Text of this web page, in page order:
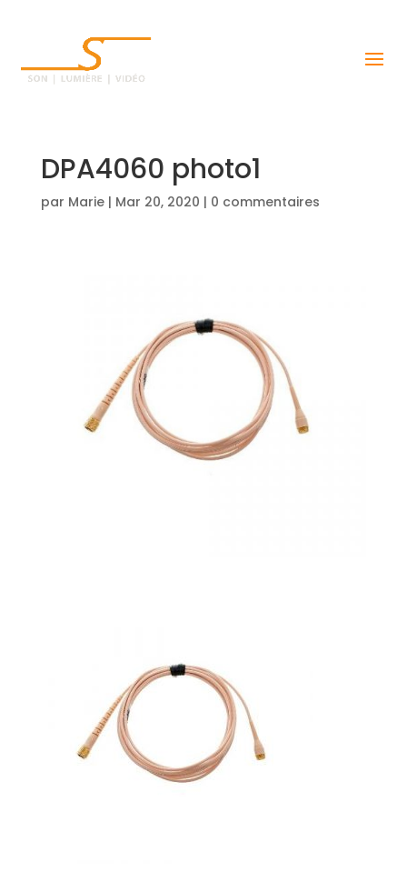
DPA4060 photo1
par Marie| Mar 20, 2020 | 0 commentaires